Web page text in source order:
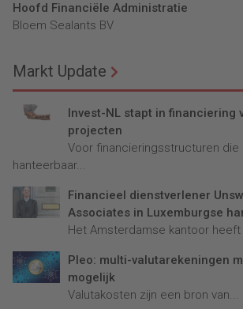
Hoofd Financiële Administratie
Bloem Sealants BV
Markt Update
Invest-NL stapt in financiering
projecten
Voor financieringsstructuren die
hanteerbaar...
Financieel dienstverlener
Associates in Luxemburgse
Het Amsterdamse kantoor
Pleo: multi-valutarekeningen
mogelijk
Valutakosten zijn een bron van...